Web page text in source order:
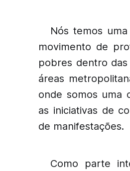
Nós temos
movimento de
pobres dentro
áreas
onde somos uma
as iniciativas de
de manifestações.
Como parte